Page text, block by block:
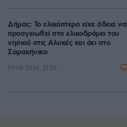
Δήμας: Το ελικόπτερο είχε άδεια να
προσγειωθεί στο ελικοδρόμιο του
νησιού στις Αλυκές και όχι στο
Σαρακήνικο
09.08.2026, 21:55